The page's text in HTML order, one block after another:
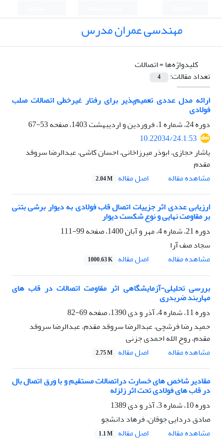
مهندسی عمران مدرس
کلیدواژه‌ها =اتصالات
تعداد مقالات:
4
ارائه مدل عددی تعمیم‌پذیر برای رفتار غیرخطی اتصالات صلب
فولادی
دوره 24، شماره 1، فروردین و اردیبهشت 1403، صفحه
53-67
10.22034/24.1.53
یاشار حجازی، ابوذر میرزاخانی، احسان کاشی، عبدالرضا سروقد
مقدم
مشاهده مقاله
اصل مقاله 2.04 M
ارزیابی عددی اثر جزییات اتصال قاب فولادی به دیوار برشی بتنی
بر مقاومت نهایی و نوع شکست دیوار
دوره 21، شماره 4، مهر و آبان 1400، صفحه
99-111
سجاد صف آرا
مشاهده مقاله
اصل مقاله 1000.63 K
بررسی تحلیلی-آزمایشگاهی اثر مقاومت اتصالات در قاب های
مهاربند ضربدری
دوره 11، شماره 4، آذر و دی 1390، صفحه
69-82
حمید رضا فرشچی، عبدالرضا سروقد مقدم، عبدالرضا سروقد
مقدم، روح الله احمدی جزنی
مشاهده مقاله
اصل مقاله 2.75 M
مقادیر شاخص های خسارت دراتصالات مستقیم و با ورق اتصال بال
در قاب های فولادی تحت اثر زلزله
دوره 10، شماره 3، آذر و دی 1389
صادق دردایی جوقان، فرهاد دانشجو
مشاهده مقاله
اصل مقاله 1.1 M